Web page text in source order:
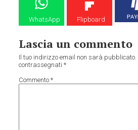
WhatsApp Flipboard
Lascia un commento
Il tuo indirizzo email non sarà pubblicato.
contrassegnati*
Commento*